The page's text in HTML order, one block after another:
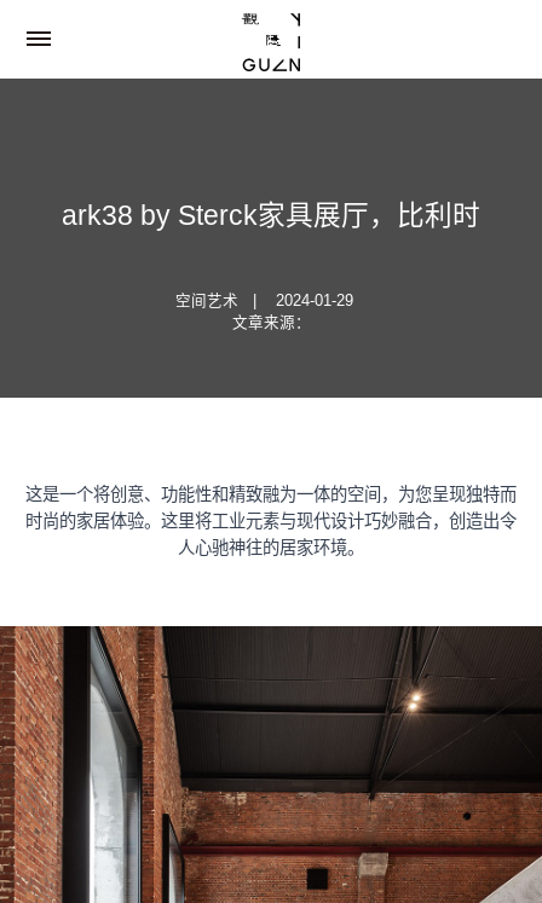
ark38 by Sterck家具展厅，比利时
空间艺术
2024-01-29
文章来源：
这是一个将创意、功能性和精致融为一体的空间，为您呈现独特而
时尚的家居体验。这里将工业元素与现代设计巧妙融合，创造出令
人心驰神往的居家环境。